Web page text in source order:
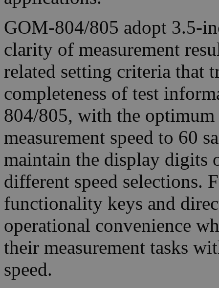
GOM-804/805 adopt 3.5-
clarity of measurement
related setting criteria that
completeness of test
804/805, with the
measurement speed to 60
maintain the display digits
different speed selections.
functionality keys and
operational convenience
their measurement tasks
speed.